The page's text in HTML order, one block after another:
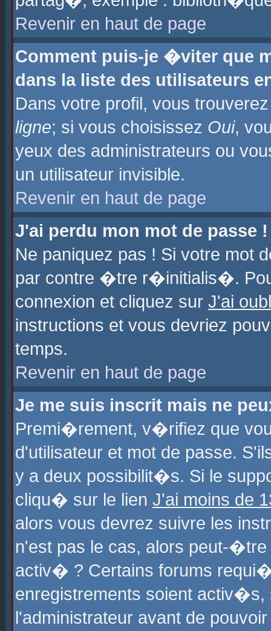
Revenir en haut de page
Comment puis-je �viter que
dans la liste des utilisateurs
Dans votre profil, vous
ligne; si vous choisissez Oui,
yeux des administrateurs ou
un utilisateur invisible.
Revenir en haut de page
J'ai perdu mon mot de passe !
Ne paniquez pas ! Si votre
par contre �tre r�initialis�.
connexion et cliquez sur J'ai
instructions et vous devriez
temps.
Revenir en haut de page
Je me suis inscrit mais ne
Premi�rement, v�rifiez que
d'utilisateur et mot de passe.
y a deux possibilit�s. Si le
cliqu� sur le lien J'ai moins de
alors vous devrez suivre les
n'est pas le cas, alors peut-
activ� ? Certains forums
enregistrements soient
l'administrateur avant de